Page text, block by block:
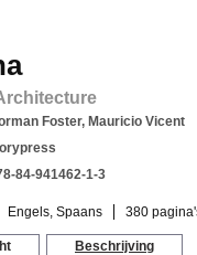
Foster, Mauricio Vicent
84-941462-1-3
Engels, Spaans 380
Beschrijving